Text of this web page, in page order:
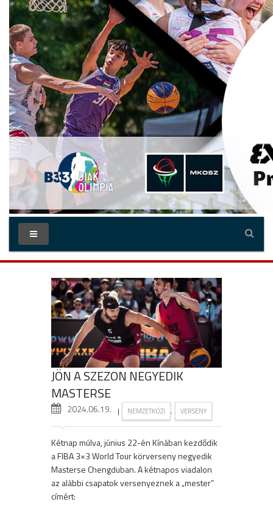
JÖN A SZEZON NEGYEDIK
MASTERSE
2024.06.19. | NEMZETKÖZI , VERSENY
Kétnap múlva, június 22-én Kínában kezdődik
a FIBA 3×3 World Tour körverseny negyedik
Masterse Chengduban. A kétnapos viadalon
az alábbi csapatok versenyeznek a „mester”
címért: